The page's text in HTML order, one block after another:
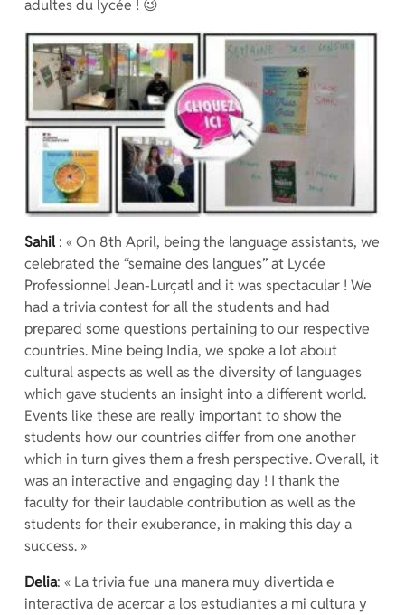
adultes du lycée ! 😉
Sahil: « On 8th April, being the language assistants, we
celebrated the “semaine des langues” at Lycée
Professionnel Jean-Lurçatl and it was spectacular ! We
had a trivia contest for all the students and had
prepared some questions pertaining to our respective
countries. Mine being India, we spoke a lot about
cultural aspects as well as the diversity of languages
which gave students an insight into a different world.
Events like these are really important to show the
students how our countries differ from one another
which in turn gives them a fresh perspective. Overall, it
was an interactive and engaging day ! I thank the
faculty for their laudable contribution as well as the
students for their exuberance, in making this day a
success. »
Delia: « La trivia fue una manera muy divertida e
interactiva de acercar a los estudiantes a mi cultura y